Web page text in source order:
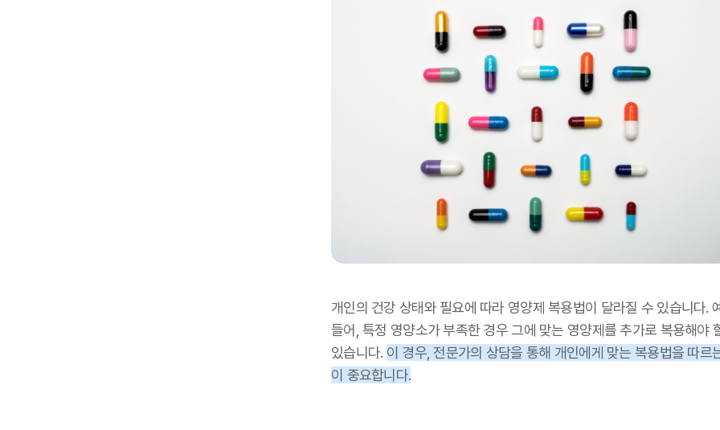
개인의 건강 상태와 필요에 따라 영양제 복용법이 달라질 수 있습니다.
들어, 특정 영양소가 부족한 경우 그에 맞는 영양제를 추가로 복용해야
있습니다. 이 경우, 전문가의 상담을 통해 개인에게 맞는 복용법을 따르
이 중요합니다.